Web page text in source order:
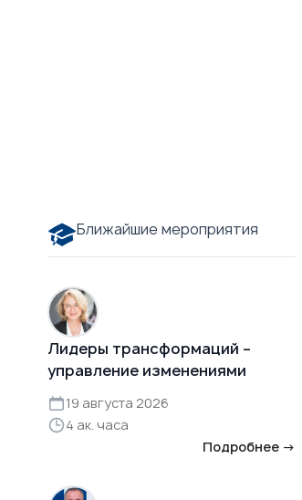
Ближайшие мероприятия
Лидеры трансформаций –
управление изменениями
19 августа 2026
4 ак. часа
Подробнее →